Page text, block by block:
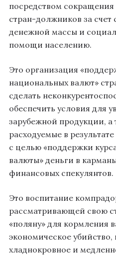
посредством
стран-должников за
денежной массы и
помощи населению.
Это организация
национальных валют»
сделать
обеспечить условия для
зарубежной продукции, а
расходуемые в
с целью «поддержки
валюты» деньги в
финансовых спекулянтов.
Это воспитание
рассматривающей свою
«поляну» для кормления
экономическое убийство,
хладнокровное и